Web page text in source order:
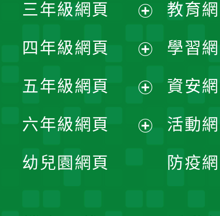
選
單
開
選
單
三年級網頁
開
選
單
四年級網頁
開
選
五年級網頁
開
六年級網頁
幼兒園網頁
教育
學習
資安
活動
防疫